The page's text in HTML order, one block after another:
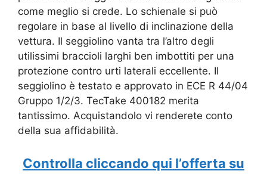
come meglio si crede. Lo schienale si può
regolare in base al livello di inclinazione della
vettura. Il seggiolino vanta tra l’altro degli
utilissimi braccioli larghi ben imbottiti per una
protezione contro urti laterali eccellente. Il
seggiolino è testato e approvato in ECE R 44/04
Gruppo 1/2/3. TecTake 400182 merita
tantissimo. Acquistandolo vi renderete conto
della sua affidabilità.
Controlla cliccando qui l’offerta su